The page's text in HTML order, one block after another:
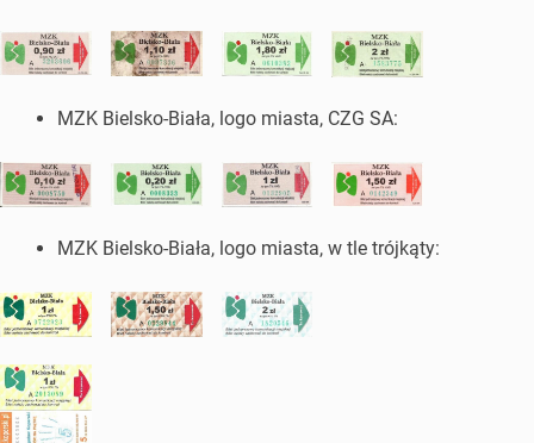
MZK Bielsko-Biała, logo miasta, CZG SA:
MZK Bielsko-Biała, logo miasta, w tle trójkąty: